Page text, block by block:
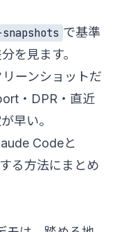
で基準
を見ます。
ーンショットだ
・DPR・直近
早い。
Codeと
る方法にまとめ